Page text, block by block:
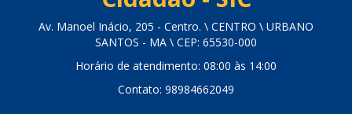
Av. Manoel Inácio, 205 - Centro. \ CENTRO \ URBANO
SANTOS - MA \ CEP: 65530-000
Horário de atendimento: 08:00 às 14:00
Contato: 98984662049